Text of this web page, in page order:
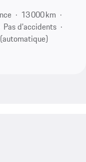
13 000 km
Pas d'accidents